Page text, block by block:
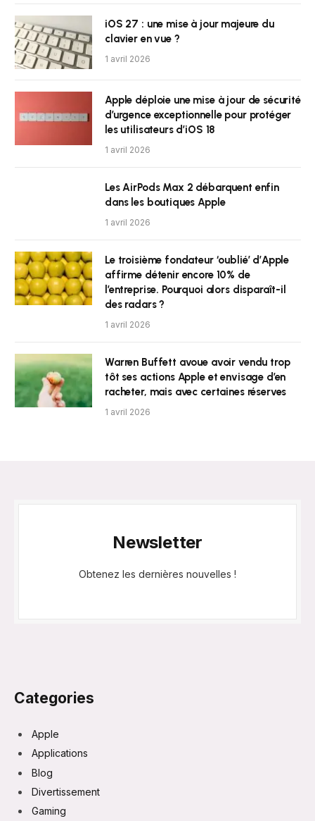
iOS 27 : une mise à jour majeure du
clavier en vue ?
1 avril 2026
Apple déploie une mise à jour de sécurité
d’urgence exceptionnelle pour protéger
les utilisateurs d’iOS 18
1 avril 2026
Les AirPods Max 2 débarquent enfin
dans les boutiques Apple
1 avril 2026
Le troisième fondateur ‘oublié’ d’Apple
affirme détenir encore 10% de
l’entreprise. Pourquoi alors disparaît-il
des radars ?
1 avril 2026
Warren Buffett avoue avoir vendu trop
tôt ses actions Apple et envisage d’en
racheter, mais avec certaines réserves
1 avril 2026
Newsletter
Obtenez les dernières nouvelles !
Categories
Apple
Applications
Blog
Divertissement
Gaming